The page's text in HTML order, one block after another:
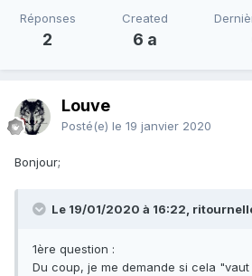
Réponses
2
Created
6 a
Louve
Posté(e) le 19 janvier 2020
Bonjour;
Le 19/01/2020 à 16:22,
1ère question :
Du coup, je me demande si cela